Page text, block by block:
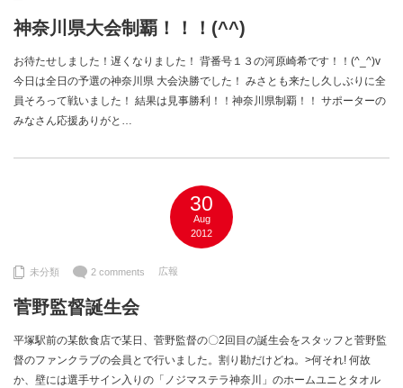
神奈川県大会制覇！！！(^^)
お待たせしました！遅くなりました！ 背番号１３の河原崎希です！！(^_^)v
今日は全日の予選の神奈川県 大会決勝でした！ みさとも来たし久しぶりに全
員そろって戦いました！ 結果は見事勝利！！神奈川県制覇！！ サポーターの
みなさん応援ありがと…
30
Aug
2012
未分類 2 comments 広報
菅野監督誕生会
平塚駅前の某飲食店で某日、菅野監督の〇2回目の誕生会をスタッフと菅野監
督のファンクラブの会員とで行いました。割り勘だけどね。>何それ! 何故
か、壁には選手サイン入りの「ノジマステラ神奈川」のホームユニとタオル